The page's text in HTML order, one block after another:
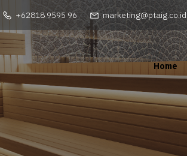
+62818 9595 96 marketing@ptaig.co.id
Home